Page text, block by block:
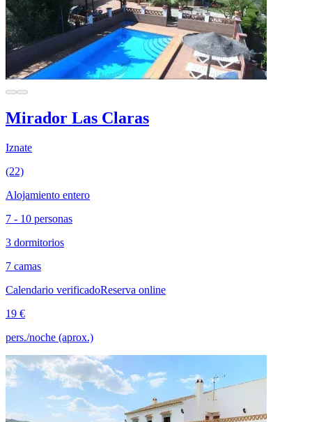
Mirador Las Claras
Iznate
(22)
Alojamiento entero
7 - 10 personas
3 dormitorios
7 camas
Calendario verificadoReserva online
19 €
pers./noche (aprox.)